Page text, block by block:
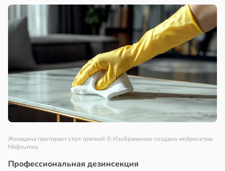
Женщина протирает стол тряпкой © Изображение создано нейросетью
Midjourney
Профессиональная дезинсекция